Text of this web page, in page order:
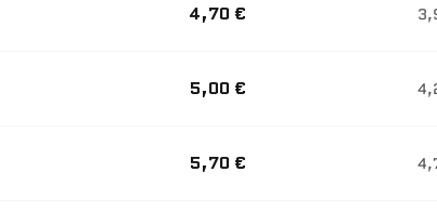
4,70 €
5,00 €
5,70 €